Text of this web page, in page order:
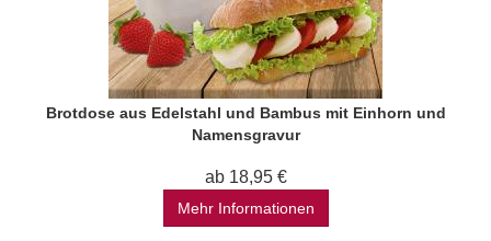
Brotdose aus Edelstahl und Bambus mit Einhorn und
Namensgravur
ab 18,95 €
Mehr Informationen